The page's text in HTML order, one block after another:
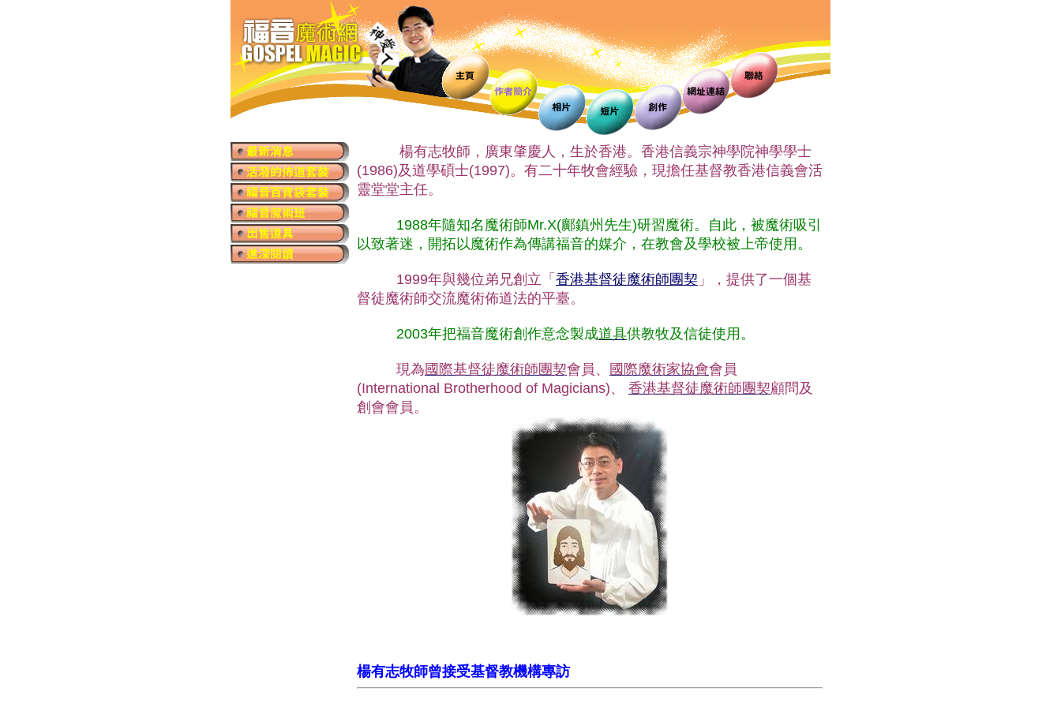
楊有志牧師，廣東肇慶人，生於香港。香港信義宗神學院神學學士
(1986)及道學碩士(1997)。有二十年牧會經驗，現擔任基督教香港信義會活
靈堂堂主任。
1988年隨知名魔術師Mr.X(鄺鎮州先生)研習魔術。自此，被魔術吸引
以致著迷，開拓以魔術作為傳講福音的媒介，在教會及學校被上帝使用。
1999年與幾位弟兄創立「 香港基督徒魔術師團契 」，提供了一個基
督徒魔術師交流魔術佈道法的平臺。
2003年把福音魔術創作意念製成道具供教牧及信徒使用。
現為 國際基督徒魔術師團契會員、 國際魔術家協會會員
(International Brotherhood of Magicians)、 香港基督徒魔術師團契顧問及
創會會員。
楊有志牧師曾接受基督教機構專訪